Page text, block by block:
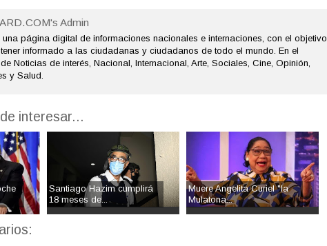
Admin
una página digital de informaciones nacionales e internaciones, con el objetivo
informado a las ciudadanas y ciudadanos de todo el mundo. En el
Noticias de interés, Nacional, Internacional, Arte, Sociales, Cine, Opinión,
y Salud.
interesar...
Santiago Hazim cumplirá
18 meses de...
Muere Angelita Curiel "la
Mulatona...